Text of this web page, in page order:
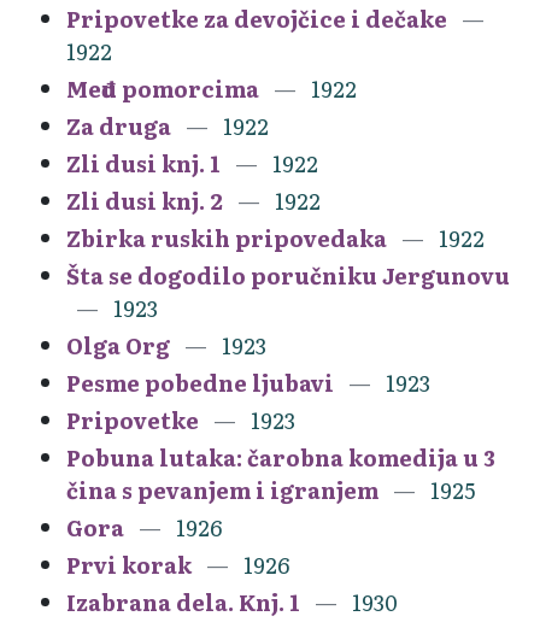
Pripovetke za devojčice i dečake
1922
Među pomorcima
1922
Za druga
1922
Zli dusi knj. 1
1922
Zli dusi knj. 2
1922
Zbirka ruskih pripovedaka
1922
Šta se dogodilo poručniku Jergunovu
1923
Olga Org
1923
Pesme pobedne ljubavi
1923
Pripovetke
1923
Pobuna lutaka: čarobna komedija u 3
čina s pevanjem i igranjem
1925
Gora
1926
Prvi korak
1926
Izabrana dela. Knj. 1
1930